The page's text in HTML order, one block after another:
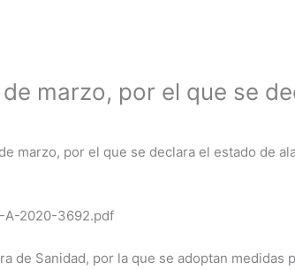
marzo, por el que se
marzo, por el que se declara el estado de
A-2020-3692.pdf
de Sanidad, por la que se adoptan